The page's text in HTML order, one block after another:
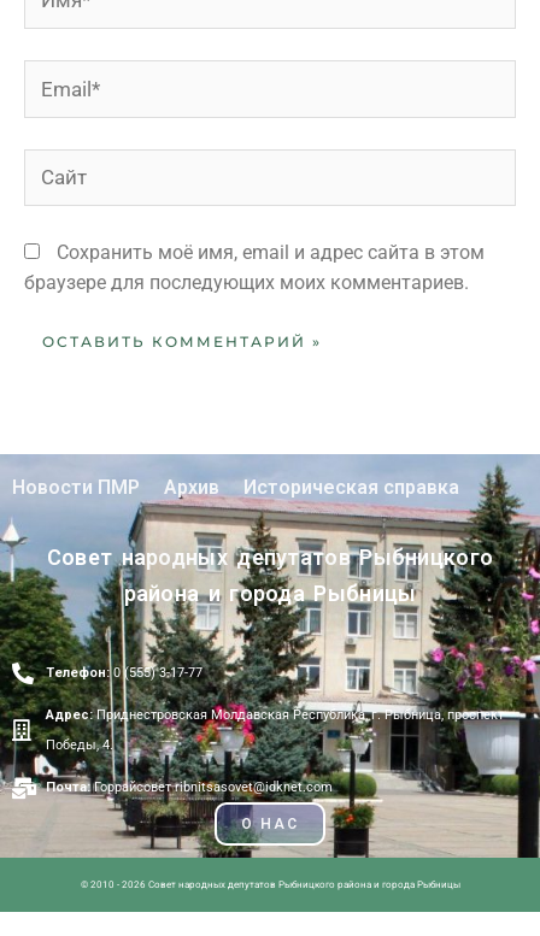
Сохранить моё имя, email и адрес сайта в этом
браузере для последующих моих комментариев.
Новости ПМР Архив Историческая справка
Совет народных депутатов Рыбницкого
района и города Рыбницы
Телефон:0 (555) 3-17-77
Адрес:Приднестровская Молдавская Республика, г. Рыбница, проспект
Победы, 4.
Почта:Горрайсовет ribnitsasovet@idknet.com
О НАС
© 2010 - 2026 Совет народных депутатов Рыбницкого района и города Рыбницы